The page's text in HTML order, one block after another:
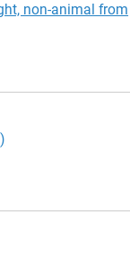
non-animal from